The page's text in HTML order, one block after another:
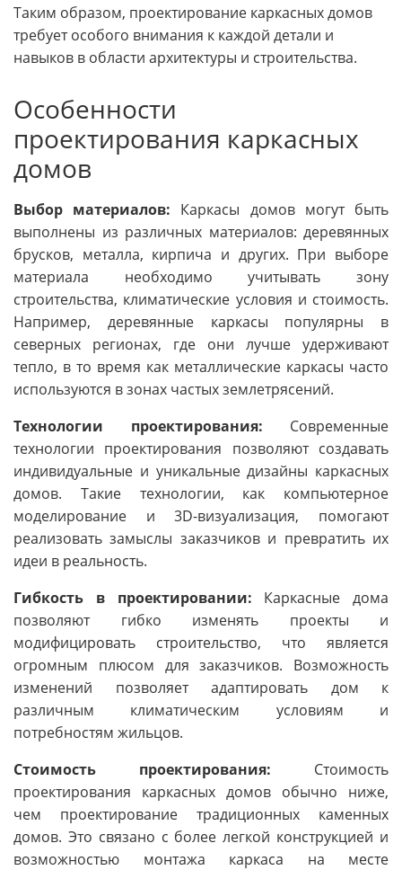
Таким образом, проектирование каркасных домов
требует особого внимания к каждой детали и
навыков в области архитектуры и строительства.
Особенности
проектирования каркасных
домов
Выбор материалов: Каркасы домов могут быть
выполнены из различных материалов: деревянных
брусков, металла, кирпича и других. При выборе
материала необходимо учитывать зону
строительства, климатические условия и стоимость.
Например, деревянные каркасы популярны в
северных регионах, где они лучше удерживают
тепло, в то время как металлические каркасы часто
используются в зонах частых землетрясений.
Технологии проектирования: Современные
технологии проектирования позволяют создавать
индивидуальные и уникальные дизайны каркасных
домов. Такие технологии, как компьютерное
моделирование и 3D-визуализация, помогают
реализовать замыслы заказчиков и превратить их
идеи в реальность.
Гибкость в проектировании: Каркасные дома
позволяют гибко изменять проекты и
модифицировать строительство, что является
огромным плюсом для заказчиков. Возможность
изменений позволяет адаптировать дом к
различным климатическим условиям и
потребностям жильцов.
Стоимость проектирования: Стоимость
проектирования каркасных домов обычно ниже,
чем проектирование традиционных каменных
домов. Это связано с более легкой конструкцией и
возможностью монтажа каркаса на месте